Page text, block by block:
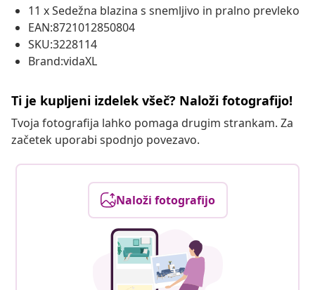
11 x Sedežna blazina s snemljivo in pralno prevleko
EAN:8721012850804
SKU:3228114
Brand:vidaXL
Ti je kupljeni izdelek všeč? Naloži fotografijo!
Tvoja fotografija lahko pomaga drugim strankam. Za
začetek uporabi spodnjo povezavo.
Naloži fotografijo